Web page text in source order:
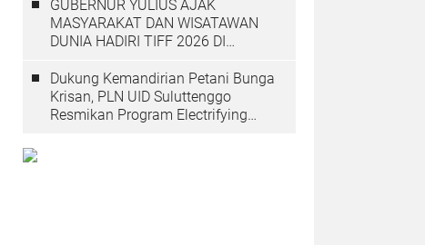
GUBERNUR YULIUS AJAK
MASYARAKAT DAN WISATAWAN
DUNIA HADIRI TIFF 2026 DI
Dukung Kemandirian Petani Bunga
Krisan, PLN UID Suluttenggo
Resmikan Program Electrifying